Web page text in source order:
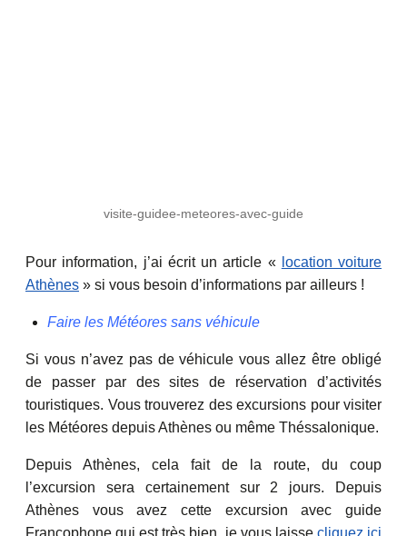
visite-guidee-meteores-avec-guide
Pour information, j’ai écrit un article «
location voiture
Athènes » si vous besoin d’informations par ailleurs !
Faire les Météores sans véhicule
Si vous n’avez pas de véhicule vous allez être obligé
de passer par des sites de réservation d’activités
touristiques. Vous trouverez des excursions pour visiter
les Météores depuis Athènes ou même Théssalonique.
Depuis Athènes, cela fait de la route, du coup
l’excursion sera certainement sur 2 jours. Depuis
Athènes vous avez cette excursion avec guide
Francophone qui est très bien, je vous laisse cliquez ici